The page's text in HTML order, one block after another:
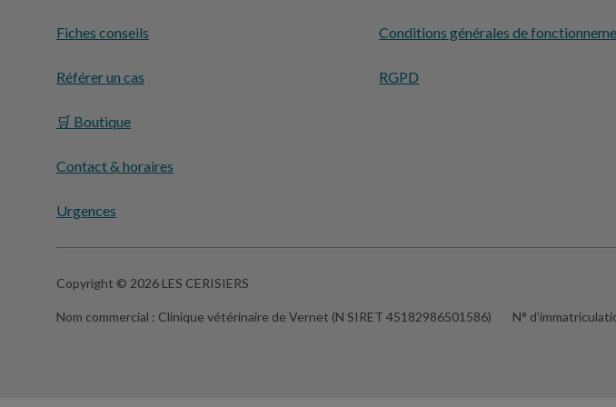
Fiches conseils
Référer un cas
🛒 Boutique
Contact & horaires
Urgences
Conditions générales de
RGPD
Copyright © 2026 LES CERISIERS
Nom commercial : Clinique vétérinaire de Vernet (N SIRET 45182986501586) N°